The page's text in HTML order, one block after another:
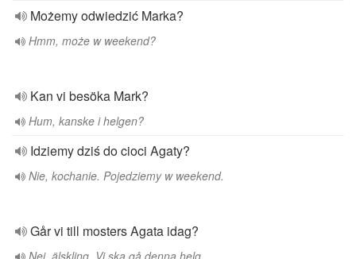
Możemy odwiedzić Marka?
Hmm, może w weekend?
Kan vi besöka Mark?
Hum, kanske i helgen?
Idziemy dziś do cioci Agaty?
Nie, kochanie. Pojedziemy w weekend.
Går vi till mosters Agata idag?
Nej, älskling. Vi ska gå denna helg.